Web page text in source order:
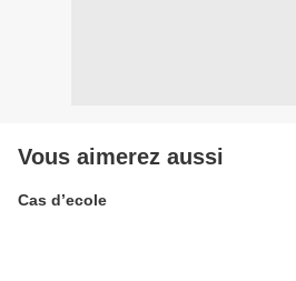
Vous aimerez aussi
Cas d’ecole